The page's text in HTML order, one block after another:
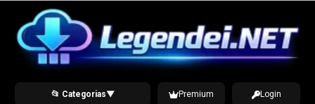
content
📂 Categorias▼ Premium Login